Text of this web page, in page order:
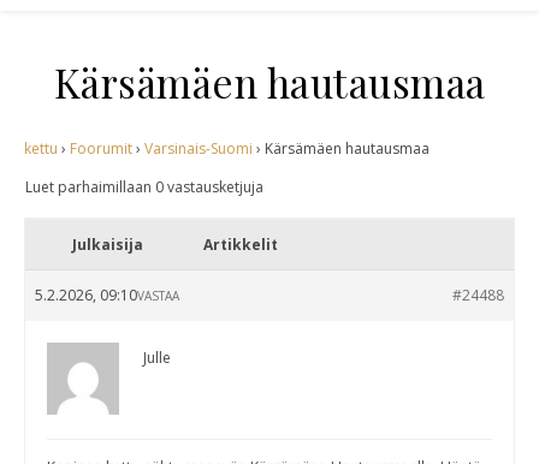
Kärsämäen hautausmaa
kettu › Foorumit› Varsinais-Suomi › Kärsämäen hautausmaa
Luet parhaimillaan 0 vastausketjuja
Julkaisija Artikkelit
5.2.2026, 09:10 #24488
VASTAA
Julle